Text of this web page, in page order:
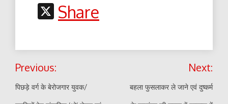
X
Share
Post
navigation
Previous:
पिछड़े वर्ग के बेरोजगार युवक/
Next:
बहला फुसलाकर ले जाने एवं दुष्कर्म